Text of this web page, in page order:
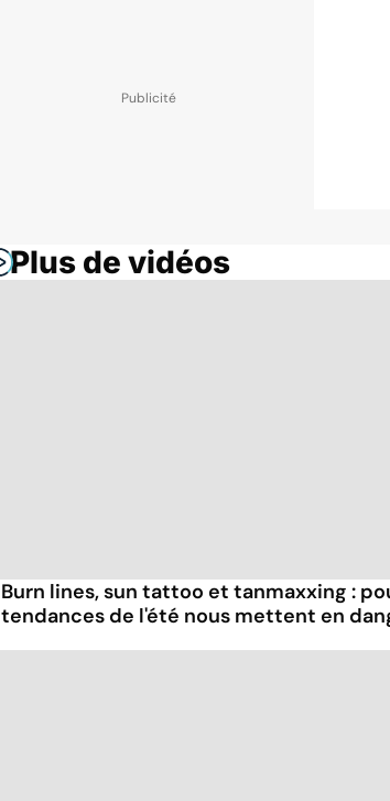
Plus de vidéos
Burn lines, sun tattoo et tanmaxxing :
tendances de l'été nous mettent en